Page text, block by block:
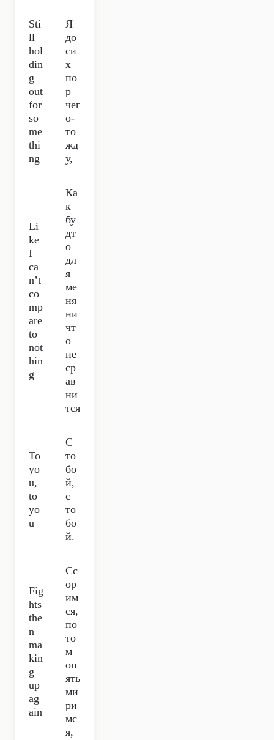
Sti
ll
hol
din
g
out
for
so
me
thi
ng
Я
до
си
х
по
р
чег
о-
то
жд
у,
Li
ke
I
ca
n’t
co
mp
are
to
not
hin
g
Ка
к
бу
дт
о
дл
я
ме
ня
ни
чт
о
не
ср
ав
ни
тся
To
yo
u,
to
yo
u
С
то
бо
й,
с
то
бо
й.
Fig
hts
the
n
ma
kin
g
up
ag
ain
Сс
ор
им
ся,
по
то
м
оп
ять
ми
ри
мс
я,